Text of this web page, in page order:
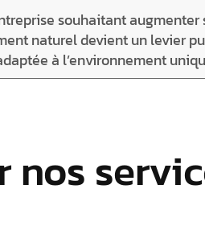
souhaitant
naturel devient un levier
à l’environnement